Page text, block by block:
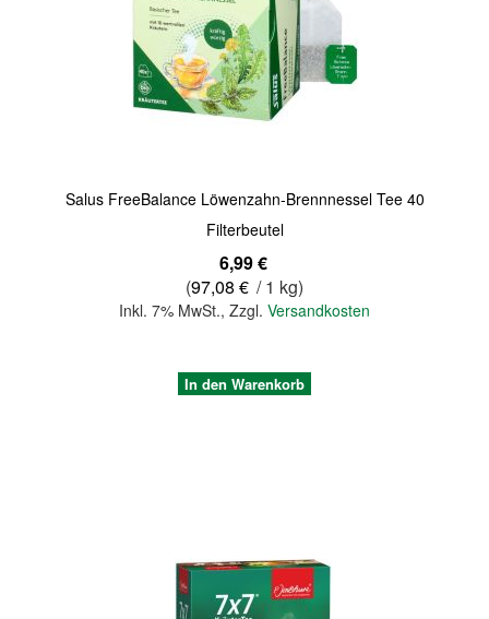
Salus FreeBalance Löwenzahn-Brennnessel Tee 40
Filterbeutel
6,99 €
(97,08 € / 1 kg)
Inkl. 7% MwSt., Zzgl. Versandkosten
In den Warenkorb